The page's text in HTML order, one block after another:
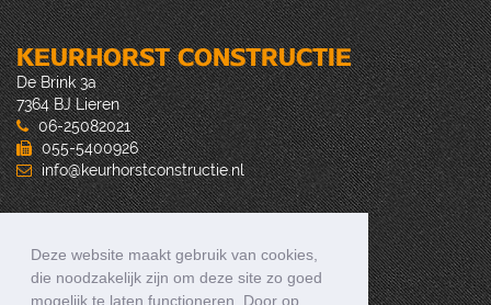
Deze website maakt gebruik van cookies,
die noodzakelijk zijn om deze site zo goed
mogelijk te laten functioneren. Door op
KEURHORST CONSTRUCTIE
De Brink 3a
7364 BJ Lieren
06-25082021
055-5400926
info@keurhorstconstructie.nl
OPENINGSTIJDEN
maandag 07:00 -16:00